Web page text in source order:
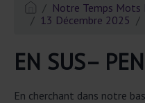
Notre Temps Mots
13 Décembre 2025
EN SUS–
En cherchant dans notre